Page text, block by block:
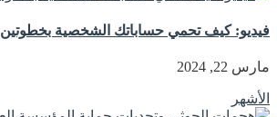
فيديو: كيف تحمي حساباتك الشخصية بخطوتين
مارس 22, 2024
الأشهر